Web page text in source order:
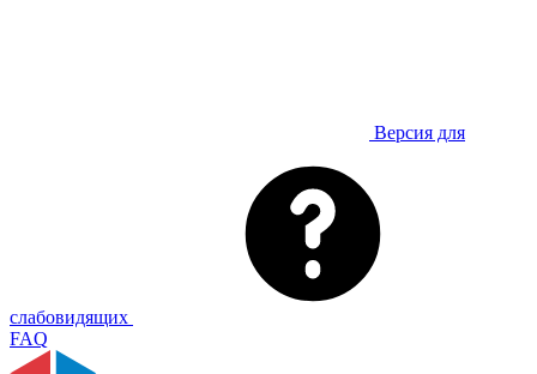
Версия для
слабовидящих
FAQ